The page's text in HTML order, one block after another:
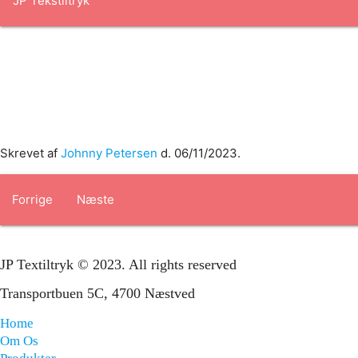
Skrevet af Johnny Petersen d. 06/11/2023.
Forrige Næste
JP Textiltryk © 2023. All rights reserved
Transportbuen 5C, 4700 Næstved
Home
Om Os